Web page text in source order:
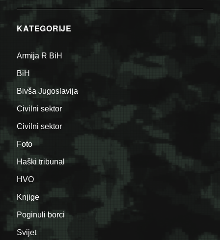
KATEGORIJE
Armija R BiH
BiH
Bivša Jugoslavija
Civilni sektor
Civilni sektor
Foto
Haški tribunal
HVO
Knjige
Poginuli borci
Svijet